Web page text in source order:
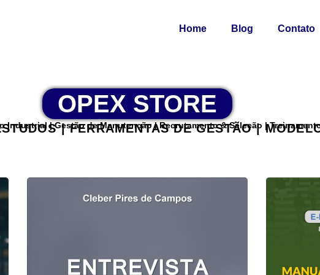
Home Blog Contato
OPEX STORE
Industrial | Gestão de Manutenção | Recrutamento & Seleção |
| FERRAMENTAS DE GESTÃO |